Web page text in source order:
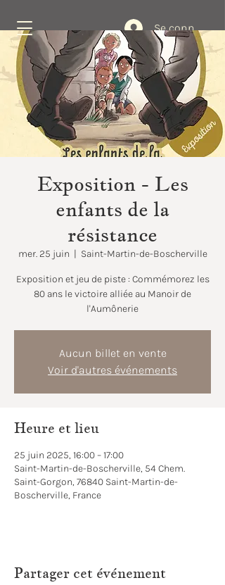
Se connecter
Réservez
Exposition - Les
enfants de la
résistance
mer. 25 juin
  |
Saint-Martin-de-Boscherville
Exposition et jeu de piste : Commémorez les
80 ans le victoire alliée au Manoir de
l'Aumônerie
Aucun billet en vente
Voir d'autres événements
Heure et lieu
25 juin 2025, 16:00 – 17:00
Saint-Martin-de-Boscherville, 54 Chem.
Saint-Gorgon, 76840 Saint-Martin-de-
Boscherville, France
Partager cet événement